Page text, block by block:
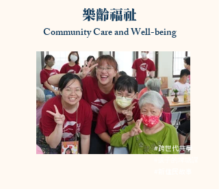
樂齡福祉
Community Care and Well-being
#跨世代共學